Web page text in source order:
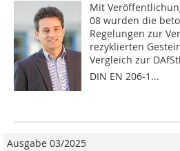
Mit
08 wurden die
Regelungen zur
rezyklierten
Vergleich zur
DIN EN 206-1...
Ausgabe 03/2025